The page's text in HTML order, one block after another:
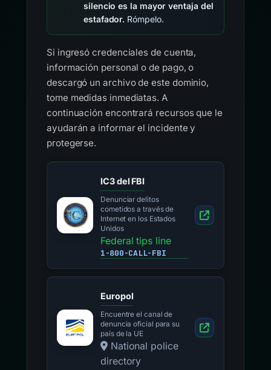
silencio es la mayor ventaja del
estafador. Rómpelo.
Si ingresó credenciales de cuenta,
información personal o de pago, o
descargó un archivo de este dominio,
tome medidas inmediatas. A
continuación encontrará recursos que le
ayudarán a informar el incidente y
protegerse.
IC3 del FBI
Denunciar delitos
cometidos a través de
Internet en los Estados
Unidos
Federal tips line
1-800-CALL-FBI
Europol
Encuentre el canal de
denuncia oficial para su
país de la UE
National police
directory